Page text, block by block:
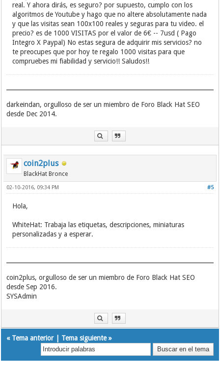
real. Y ahora dirás, es seguro? por supuesto, cumplo con los
algoritmos de Youtube y hago que no altere absolutamente nada
y que las visitas sean 100x100 reales y seguras para tu video. el
precio? es de 1000 VISITAS por el valor de 6€ -- 7usd ( Pago
Integro X Paypal) No estas segura de adquirir mis servicios? no
te preocupes que por hoy te regalo 1000 visitas para que
compruebes mi fiabilidad y servicio!! Saludos!!
darkeindan, orgulloso de ser un miembro de Foro Black Hat SEO
desde Dec 2014.
coin2plus
BlackHat Bronce
#5
02-10-2016, 09:34 PM
Hola,
WhiteHat: Trabaja las etiquetas, descripciones, miniaturas
personalizadas y a esperar.
coin2plus, orgulloso de ser un miembro de Foro Black Hat SEO
desde Sep 2016.
SYSAdmin
« Tema anterior| Tema siguiente»